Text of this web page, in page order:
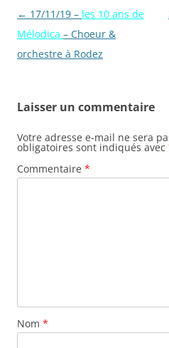
Navigation
des
articles
← 17/11/19 – les 10 ans de
Mélodica – Choeur &
orchestre à Rodez
Laisser un commentaire
Votre adresse e-mail ne sera
obligatoires sont indiqués avec
Commentaire *
Nom *